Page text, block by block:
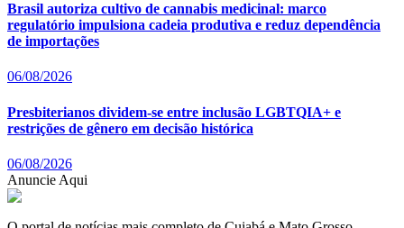
Brasil autoriza cultivo de cannabis medicinal: marco
regulatório impulsiona cadeia produtiva e reduz dependência
de importações
06/08/2026
Presbiterianos dividem-se entre inclusão LGBTQIA+ e
restrições de gênero em decisão histórica
06/08/2026
Anuncie Aqui